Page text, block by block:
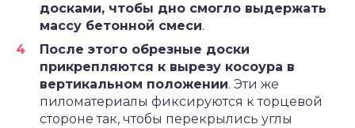
досками, чтобы дно смогло выдержать
массу бетонной смеси.
После этого обрезные доски
прикрепляются к вырезу косоура в
вертикальном положении. Эти же
пиломатериалы фиксируются к торцевой
стороне так, чтобы перекрылись углы